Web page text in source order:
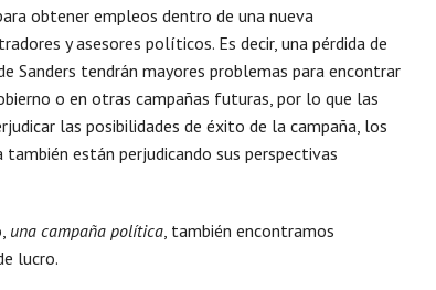
obtener empleos dentro de una nueva
y asesores políticos. Es decir, una pérdida de
Sanders tendrán mayores problemas para encontrar
o en otras campañas futuras, por lo que las
las posibilidades de éxito de la campaña, los
están perjudicando sus perspectivas
una campaña política , también encontramos
lucro.